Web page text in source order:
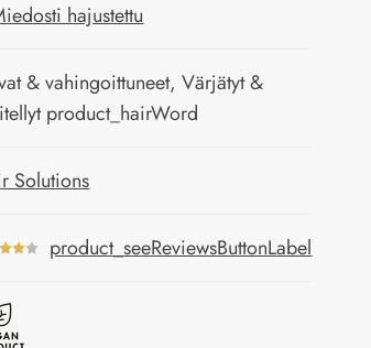
hajustettu
& vahingoittuneet, Värjätyt &
product_hairWord
Solutions
product_seeReviewsButtonLabel